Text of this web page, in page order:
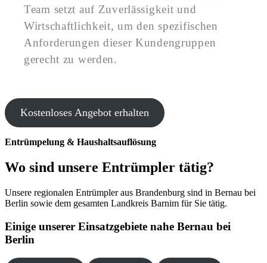
Team setzt auf Zuverlässigkeit und
Wirtschaftlichkeit, um den spezifischen
Anforderungen dieser Kundengruppen
gerecht zu werden.
Kostenloses Angebot erhalten
Entrümpelung & Haushaltsauflösung
Wo sind unsere Entrümpler tätig?
Unsere regionalen Entrümpler aus Brandenburg sind in Bernau bei
Berlin sowie dem gesamten Landkreis Barnim für Sie tätig.
Einige unserer Einsatzgebiete nahe Bernau bei
Berlin